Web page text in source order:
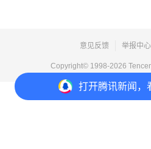
打开腾讯新闻，
意见反馈 举报中心
Copyright© 1998-2026